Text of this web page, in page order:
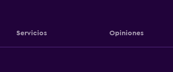
Servicios Opiniones